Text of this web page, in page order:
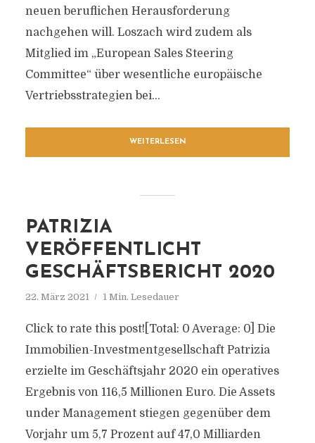
neuen beruflichen Herausforderung
nachgehen will. Loszach wird zudem als
Mitglied im „European Sales Steering
Committee“ über wesentliche europäische
Vertriebsstrategien bei...
WEITERLESEN
PATRIZIA
VERÖFFENTLICHT
GESCHÄFTSBERICHT 2020
22. März 2021 1 Min. Lesedauer
Click to rate this post![Total: 0 Average: 0] Die
Immobilien-Investmentgesellschaft Patrizia
erzielte im Geschäftsjahr 2020 ein operatives
Ergebnis von 116,5 Millionen Euro. Die Assets
under Management stiegen gegenüber dem
Vorjahr um 5,7 Prozent auf 47,0 Milliarden